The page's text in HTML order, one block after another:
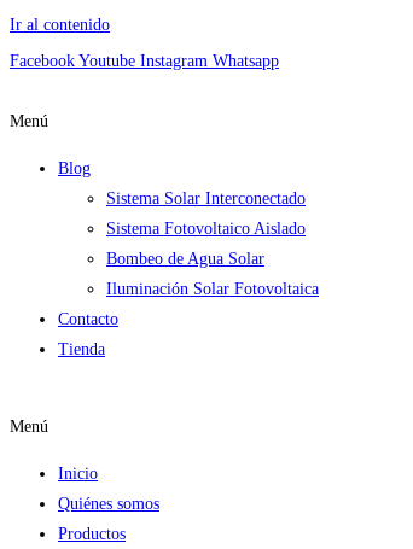
Ir al contenido
Facebook Youtube Instagram Whatsapp
Menú
Blog
Sistema Solar Interconectado
Sistema Fotovoltaico Aislado
Bombeo de Agua Solar
Iluminación Solar Fotovoltaica
Contacto
Tienda
Menú
Inicio
Quiénes somos
Productos